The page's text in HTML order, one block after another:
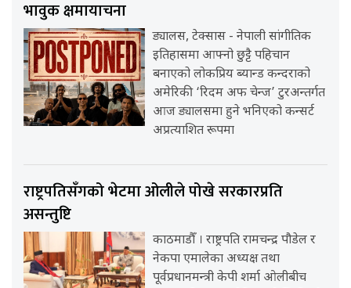
भावुक क्षमायाचना
ड्यालस, टेक्सास - नेपाली सांगीतिक
इतिहासमा आफ्नो छुट्टै पहिचान
बनाएको लोकप्रिय ब्यान्ड कन्दराको
अमेरिकी ‘रिदम अफ चेन्ज’ टुरअन्तर्गत
आज ड्यालसमा हुने भनिएको कन्सर्ट
अप्रत्याशित रूपमा
राष्ट्रपतिसँगको भेटमा ओलीले पोखे सरकारप्रति
असन्तुष्टि
काठमाडौँ । राष्ट्रपति रामचन्द्र पौडेल र
नेकपा एमालेका अध्यक्ष तथा
पूर्वप्रधानमन्त्री केपी शर्मा ओलीबीच